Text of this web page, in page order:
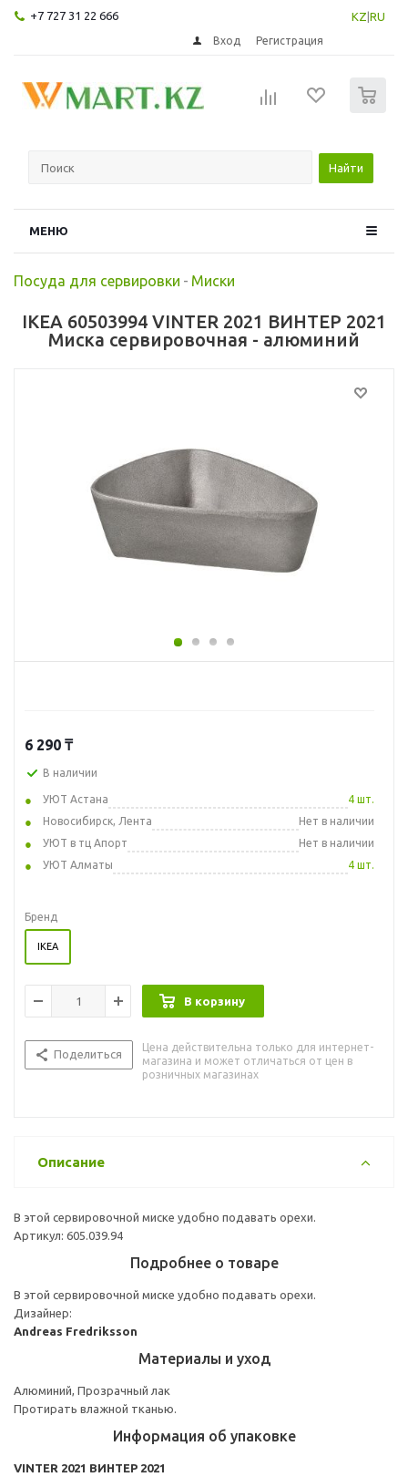
+7 727 31 22 666 KZ RU
Вход Регистрация
Найти
МЕНЮ
Посуда для сервировки - Миски
IKEA 60503994 VINTER 2021 ВИНТЕР 2021
Миска сервировочная - алюминий
6 290 ₸
В наличии
УЮТ Астана
4 шт.
Новосибирск, Лента
Нет в наличии
УЮТ в тц Апорт
Нет в наличии
УЮТ Алматы
4 шт.
Бренд
IKEA
В корзину
Поделиться
Цена действительна только для интернет-
магазина и может отличаться от цен в
розничных магазинах
Описание
В этой сервировочной миске удобно подавать орехи.
Артикул: 605.039.94
Подробнее о товаре
В этой сервировочной миске удобно подавать орехи.
Дизайнер:
Andreas Fredriksson
Материалы и уход
Алюминий, Прозрачный лак
Протирать влажной тканью.
Информация об упаковке
VINTER 2021 ВИНТЕР 2021